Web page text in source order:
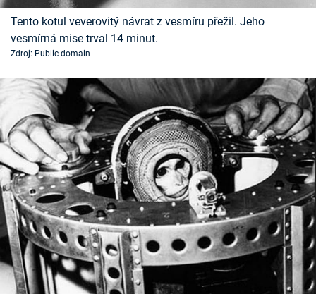
Časopis
Sledujte prima+
Přihlášení
Sledujte nás
Tento kotul veverovitý návrat z vesmíru přežil. Jeho
vesmírná mise trval 14 minut.
Zdroj: Public domain